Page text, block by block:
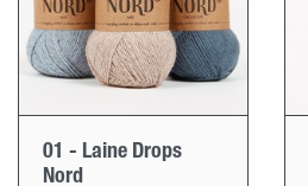
01 - Laine Drops
Nord